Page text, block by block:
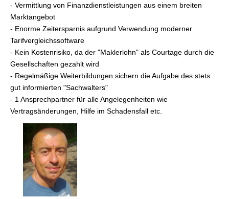
- Vermittlung von Finanzdienstleistungen aus einem breiten
Marktangebot
- Enorme Zeitersparnis aufgrund Verwendung moderner
Tarifvergleichssoftware
- Kein Kostenrisiko, da der "Maklerlohn" als Courtage durch die
Gesellschaften gezahlt wird
- Regelmäßige Weiterbildungen sichern die Aufgabe des stets
gut informierten "Sachwalters"
- 1 Ansprechpartner für alle Angelegenheiten wie
Vertragsänderungen, Hilfe im Schadensfall etc.